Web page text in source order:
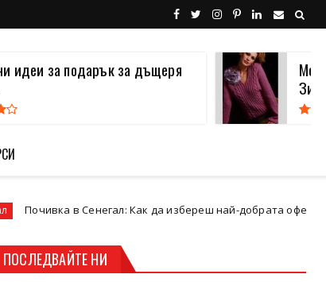
идеи за подарък за дъщеря
в Сенегал: Как да избереш най-добрата оферта и
ПОСЛЕДВАЙТЕ НИ